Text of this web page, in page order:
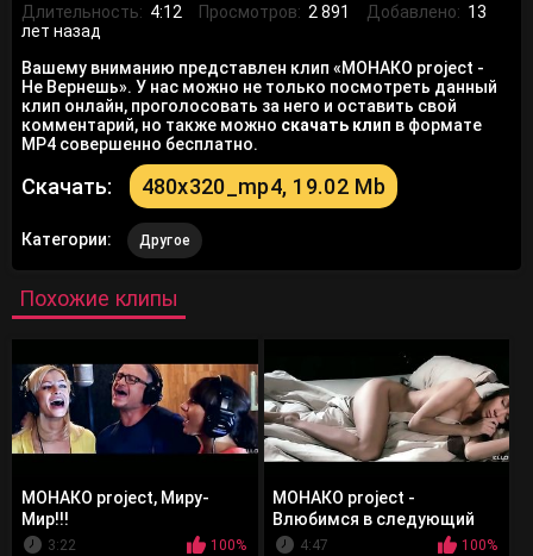
Длительность: 4:12 Просмотров: 2 891 Добавлено: 13
лет назад
Вашему вниманию представлен клип «МОНАКО project -
Не Вернешь». У нас можно не только посмотреть данный
клип онлайн, проголосовать за него и оставить свой
комментарий, но также можно скачать клип в формате
MP4 совершенно бесплатно.
Скачать: 480x320_mp4, 19.02 Mb
Категории: Другое
Похожие клипы
МОНАКО project, Миру-
Мир!!!
3:22
100%
МОНАКО project -
Влюбимся в следующий
раз 4:47
100%